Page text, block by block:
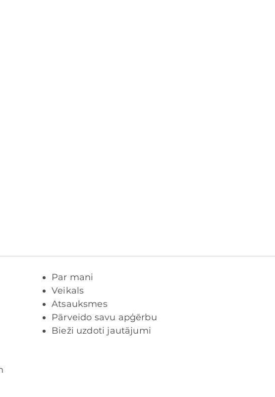
Par mani
Veikals
Atsauksmes
Pārveido savu apģērbu
Bieži uzdoti jautājumi